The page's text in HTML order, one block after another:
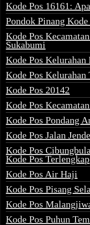
Kode Pos 16161:
Pondok Pinang Kode
Kode Pos
Sukabumi
Kode Pos Kelurahan
Kode Pos Kelurahan
Kode Pos 20142
Kode Pos
Kode Pos Pondang
Kode Pos Jalan
Kode Pos
Kode Pos Terlengkap
Kode Pos Air Haji
Kode Pos Pisang
Kode Pos
Kode Pos Puhun